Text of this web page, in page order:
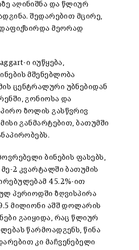
აღინიშნა და წლიურ
შედარებით მცირე,
დაფიქსირდა მეორად
ი იუწყება,
მშენებლობა
ცენტრალური უბნებიდან
გონიოსა და
ზოლის გასწვრივ
განმარტებით, ბათუმში
ბინების ფასებს,
2 კვარტალში ბათუმის
45.2%-ით
პერიოდში ზღვისპირა
მილიონი აშშ დოლარის
გაიყიდა, რაც წლიურ
წარმოადგენს, წინა
კი მაჩვენებელი